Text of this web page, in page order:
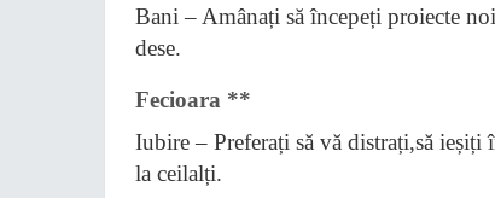
Bani – Amânați să începeți proiecte
dese.
Fecioara **
Iubire – Preferați să vă distrați,să
la ceilalți.